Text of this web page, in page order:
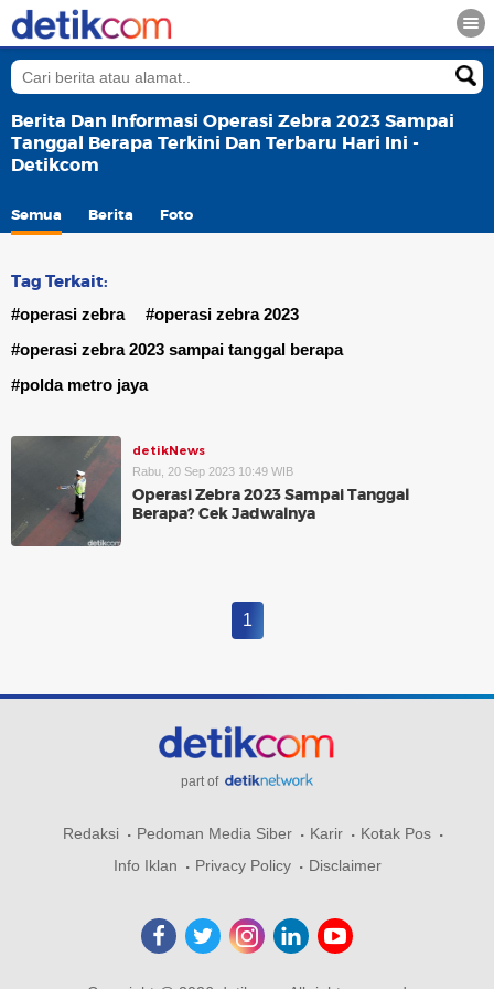
Berita Dan Informasi Operasi Zebra 2023 Sampai
Tanggal Berapa Terkini Dan Terbaru Hari Ini -
Detikcom
Semua Berita Foto
Tag Terkait:
#operasi zebra
#operasi zebra 2023
#operasi zebra 2023 sampai tanggal berapa
#polda metro jaya
detikNews
Rabu, 20 Sep 2023 10:49 WIB
Operasi Zebra 2023 Sampai Tanggal
Berapa? Cek Jadwalnya
1
part of
Redaksi Pedoman Media Siber Karir
Kotak Pos
Info Iklan
Privacy Policy Disclaimer